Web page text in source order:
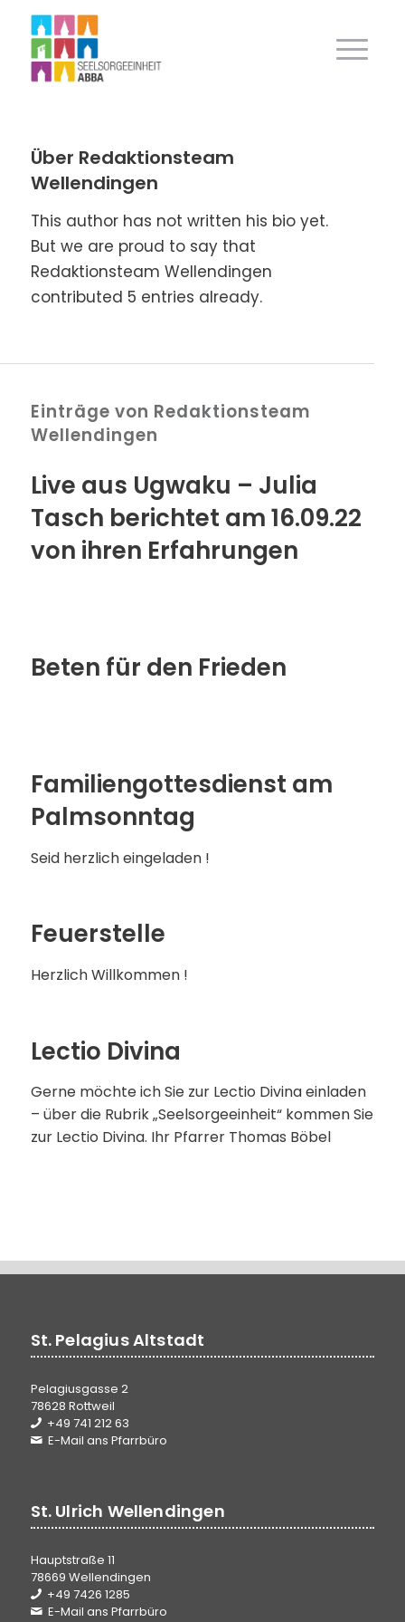
Über Redaktionsteam
Wellendingen
This author has not written his bio yet.
But we are proud to say that
Redaktionsteam Wellendingen
contributed 5 entries already.
Einträge von Redaktionsteam
Wellendingen
Live aus Ugwaku – Julia
Tasch berichtet am 16.09.22
von ihren Erfahrungen
Beten für den Frieden
Familiengottesdienst am
Palmsonntag
Seid herzlich eingeladen !
Feuerstelle
Herzlich Willkommen !
Lectio Divina
Gerne möchte ich Sie zur Lectio Divina einladen
– über die Rubrik „Seelsorgeeinheit“ kommen Sie
zur Lectio Divina. Ihr Pfarrer Thomas Böbel
St. Pelagius Altstadt
Pelagiusgasse 2
78628 Rottweil
+49 741 212 63
E-Mail ans Pfarrbüro
St. Ulrich Wellendingen
Hauptstraße 11
78669 Wellendingen
+49 7426 1285
E-Mail ans Pfarrbüro